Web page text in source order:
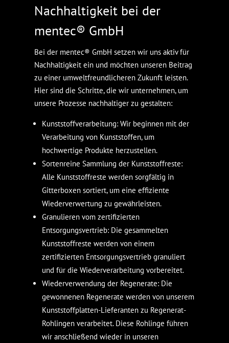
Nachhaltigkeit bei der
mentec® GmbH
Bei der mentec® GmbH setzen wir uns aktiv für
Nachhaltigkeit ein und möchten unseren Beitrag
zu einer umweltfreundlicheren Zukunft leisten.
Hier sind die Schritte, die wir unternehmen, um
unsere Prozesse nachhaltiger zu gestalten:
Kunststoffverarbeitung: Wir beginnen mit der
Verarbeitung von Kunststoffen, um
hochwertige Produkte herzustellen.
Sortenreine Sammlung der Kunststoffreste:
Alle Kunststoffreste werden sorgfältig in
Gitterboxen sortiert, um eine effiziente
Wiederverwertung zu gewährleisten.
Granulieren vom zertifizierten
Entsorgungsvertrieb: Die gesammelten
Kunststoffreste werden von einem
zertifizierten Entsorgungsvertrieb granuliert
und für die Wiederverarbeitung vorbereitet.
Wiederverwendung der Regenerate: Die
gewonnenen Regenerate werden von unserem
Kunststoffplatten-Lieferanten zu Regenerat-
Rohlingen verarbeitet. Diese Rohlinge führen
wir anschließend wieder in unseren